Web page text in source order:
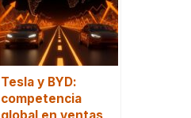
Tesla y BYD:
competencia